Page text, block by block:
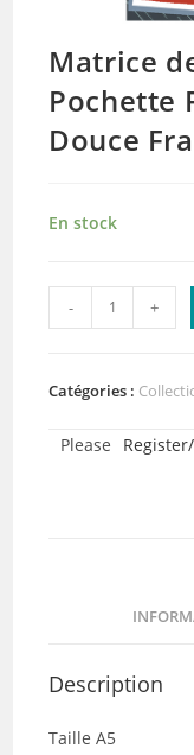
Matrice
Pochette
Douce
En stock
quantité
de
de
- +
Catégories :
Please
Description
Taille A5